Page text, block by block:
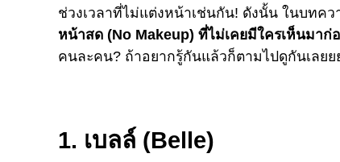
ช่วงเวลาที่ไม่แต่งหน้าเช่นกัน! ดังนั้น ในบทค
หน้าสด (No Makeup) ที่ไม่เคยมีใครเห็นมาก่
คนละคน? ถ้าอยากรู้กันแล้วก็ตามไปดูกันเลยย
1. เบลล์ (Belle)